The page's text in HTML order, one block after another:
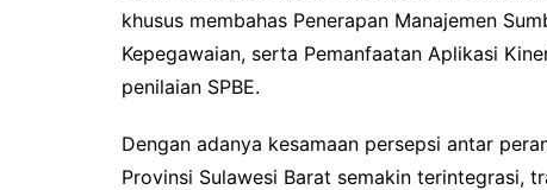
khusus membahas Penerapan Manajemen
Kepegawaian, serta Pemanfaatan Aplikasi
penilaian SPBE.
Dengan adanya kesamaan persepsi antar
Provinsi Sulawesi Barat semakin terintegrasi,